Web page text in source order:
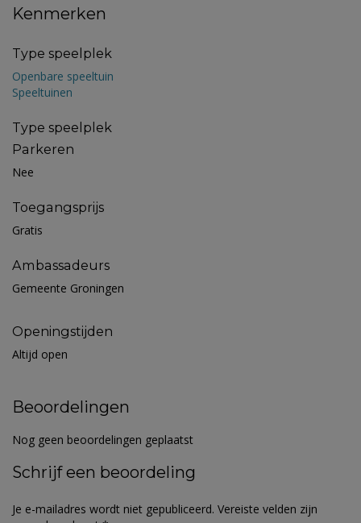
Kenmerken
Type speelplek
Openbare speeltuin
Speeltuinen
Type speelplek
Parkeren
Nee
Toegangsprijs
Gratis
Ambassadeurs
Gemeente Groningen
Openingstijden
Altijd open
Beoordelingen
Nog geen beoordelingen geplaatst
Schrijf een beoordeling
Je e-mailadres wordt niet gepubliceerd. Vereiste velden zijn